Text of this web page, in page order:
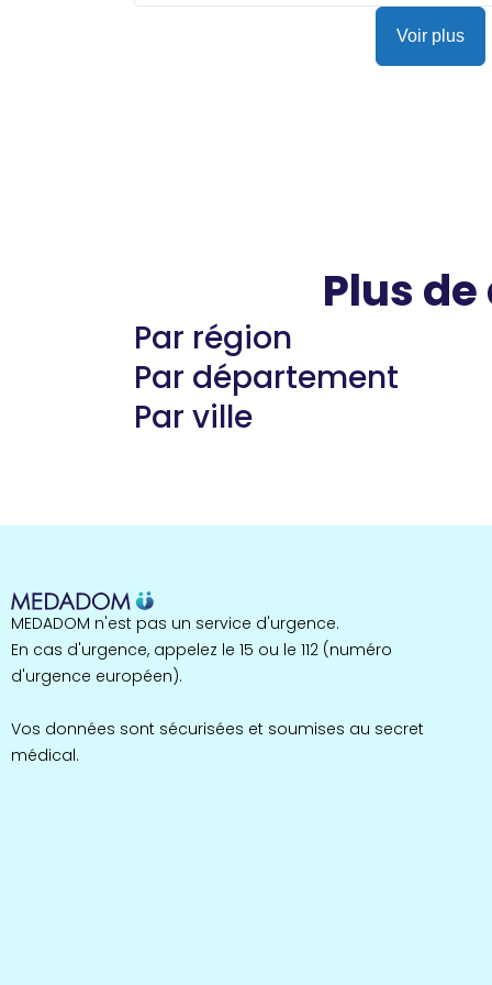
Voir plus
Plus
Par région
Guyane
124 espaces de santé
Par département
Maine-et-Loire
35 espaces de santé
Par ville
Durban-Corbières
MEDADOM n'est pas un service d'urgence.
En cas d'urgence, appelez le 15 ou le 112 (numéro
d'urgence européen).
Vos données sont sécurisées et soumises au secret
médical.